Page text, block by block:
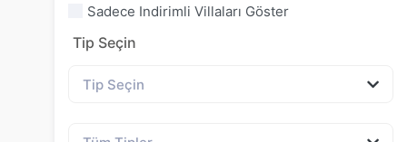
Sadece Indirimli Villaları Göster
Tip Seçin